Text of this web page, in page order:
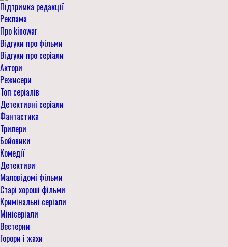
Підтримка редакції
Реклама
Про kinowar
Відгуки про фільми
Відгуки про серіали
Актори
Режисери
Топ серіалів
Детективні серіали
Фантастика
Трилери
Бойовики
Комедії
Детективи
Маловідомі фільми
Старі хороші фільми
Кримінальні серіали
Мінісеріали
Вестерни
Горори і жахи